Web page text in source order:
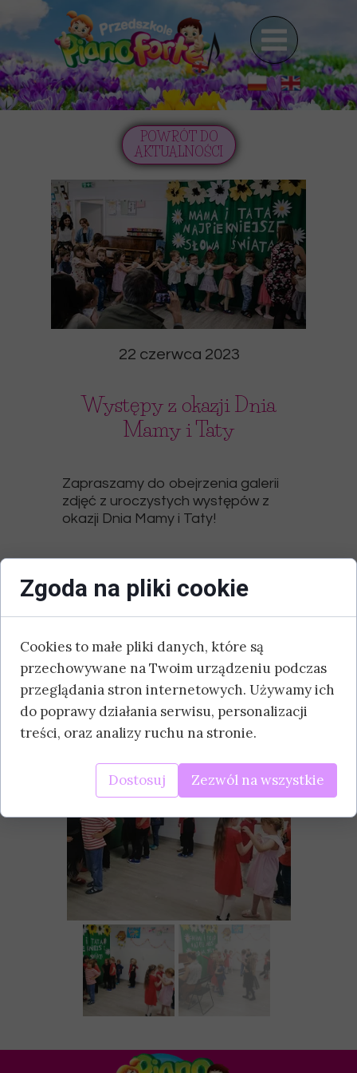
POWRÓT DO
AKTUALNOŚCI
22 czerwca 2023
Występy z okazji Dnia
Mamy i Taty
Zapraszamy do obejrzenia galerii
zdjęć z uroczystych występów z
okazji Dnia Mamy i Taty!
Zgoda na pliki cookie
Cookies to małe pliki danych, które są
przechowywane na Twoim urządzeniu podczas
przeglądania stron internetowych. Używamy ich
do poprawy działania serwisu, personalizacji
treści, oraz analizy ruchu na stronie.
Dostosuj Zezwól na wszystkie